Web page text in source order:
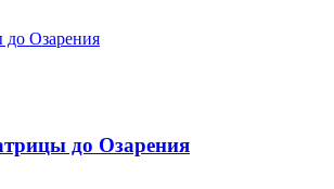
до Озарения